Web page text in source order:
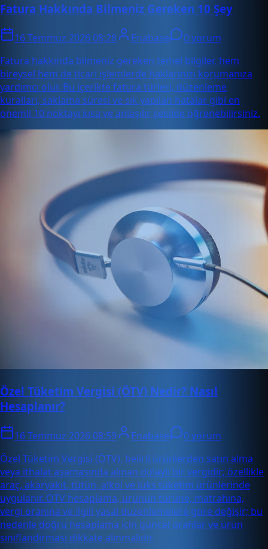
Fatura Hakkında Bilmeniz Gereken 10 Şey
16 Temmuz 2026 08:28 Enabase
0 yorum
Fatura hakkında bilmeniz gereken temel bilgiler, hem
bireysel hem de ticari işlemlerde haklarınızı korumanıza
yardımcı olur. Bu içerikte fatura türleri, düzenleme
kuralları, saklama süresi ve sık yapılan hatalar gibi en
önemli 10 noktayı kısa ve anlaşılır şekilde öğrenebilirsiniz.
Özel Tüketim Vergisi (ÖTV) Nedir? Nasıl
Hesaplanır?
16 Temmuz 2026 08:59 Enabase
0 yorum
Özel Tüketim Vergisi (ÖTV), belirli ürünlerden satın alma
veya ithalat aşamasında alınan dolaylı bir vergidir; özellikle
araç, akaryakıt, tütün, alkol ve lüks tüketim ürünlerinde
uygulanır. ÖTV hesaplama, ürünün türüne, matrahına,
vergi oranına ve ilgili yasal düzenlemelere göre değişir; bu
nedenle doğru hesaplama için güncel oranlar ve ürün
sınıflandırması dikkate alınmalıdır.